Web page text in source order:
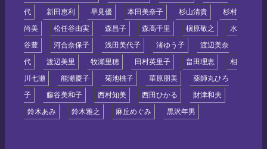
代
新田恵利 早見優 本田美奈子 杉山清貴
杉村
尚美
松任谷由実 森昌子 森高千里 槇原敬之
水
谷豊
河合奈保子 浅田美代子 渚ゆう子
渡辺美奈
代
渡辺美里 牧瀬里穂 田村英里子 畠田理恵
相
川七瀬
能瀬慶子 菊池桃子 華原朋美
薬師丸ひろ
子
藤谷美和子 西村知美 西田ひかる
財津和夫
鈴木あみ
鈴木雅之 麻丘めぐみ 黒沢年男